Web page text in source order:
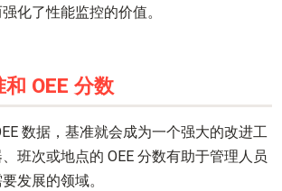
化了性能监控的价值。
OEE 分数
数据，基准就会成为一个强大的改进工
班次或地点的 OEE 分数有助于管理人员
发展的领域。